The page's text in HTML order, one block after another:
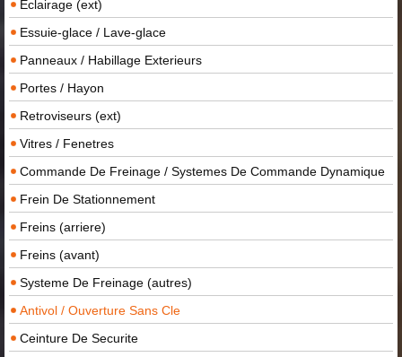
Eclairage (ext)
Essuie-glace / Lave-glace
Panneaux / Habillage Exterieurs
Portes / Hayon
Retroviseurs (ext)
Vitres / Fenetres
Commande De Freinage / Systemes De Commande Dynamique
Frein De Stationnement
Freins (arriere)
Freins (avant)
Systeme De Freinage (autres)
Antivol / Ouverture Sans Cle
Ceinture De Securite